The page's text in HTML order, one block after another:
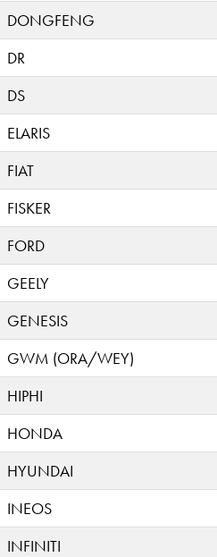
DONGFENG
DR
DS
ELARIS
FIAT
FISKER
FORD
GEELY
GENESIS
GWM (ORA/WEY)
HIPHI
HONDA
HYUNDAI
INEOS
INFINITI